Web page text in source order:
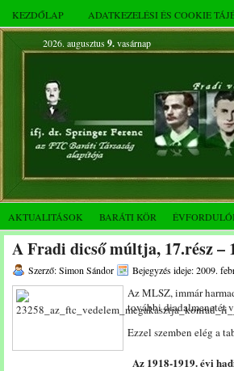
KEZDŐLAP ADATKEZELÉSI ÉS COOKIE
2026. augusztus 9.vasárnap
AKTUALITÁSOK BARÁTI KÖR
A Fradi dicső múltja, 17.rész –
Szerző: Simon Sándor Bejegyzés ideje: 2009.
Az MLSZ, immár
további diadalmenetét
Ezzel szemben elég a
Az 1918-1919. évi